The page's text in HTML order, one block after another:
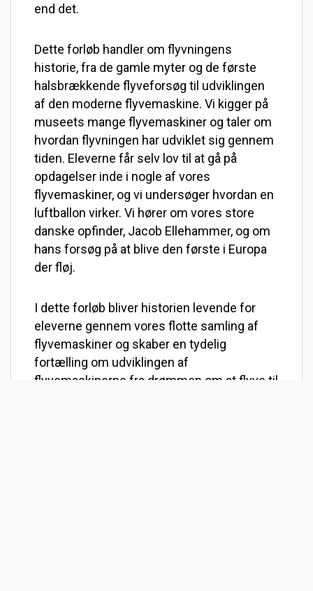
end det.
Dette forløb handler om flyvningens
historie, fra de gamle myter og de første
halsbrækkende flyveforsøg til udviklingen
af den moderne flyvemaskine. Vi kigger på
museets mange flyvemaskiner og taler om
hvordan flyvningen har udviklet sig gennem
tiden. Eleverne får selv lov til at gå på
opdagelser inde i nogle af vores
flyvemaskiner, og vi undersøger hvordan en
luftballon virker. Vi hører om vores store
danske opfinder, Jacob Ellehammer, og om
hans forsøg på at blive den første i Europa
der fløj.
I dette forløb bliver historien levende for
eleverne gennem vores flotte samling af
flyvemaskiner og skaber en tydelig
fortælling om udviklingen af
flyvemaskinerne fra drømmen om at flyve til